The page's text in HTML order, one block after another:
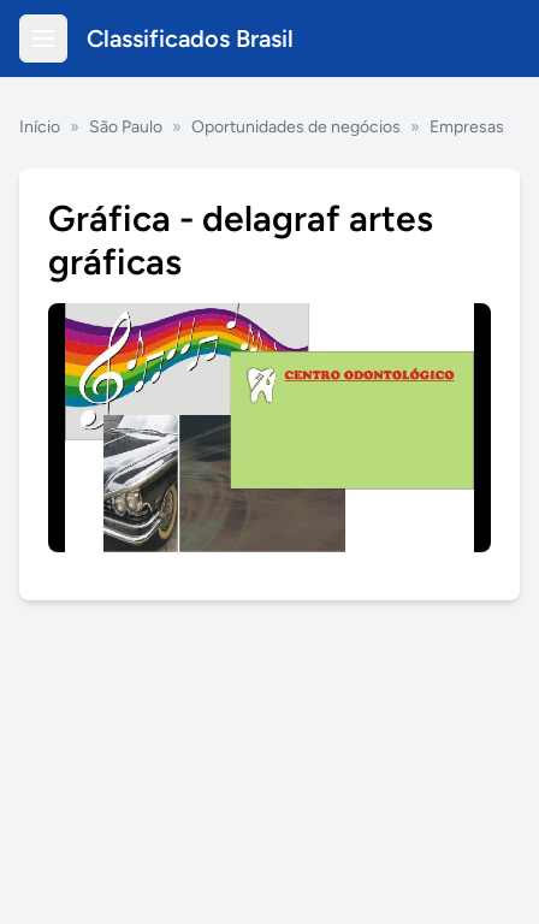
Classificados Brasil
Início » São Paulo » Oportunidades de negócios » Empresas
Gráfica - delagraf artes
gráficas